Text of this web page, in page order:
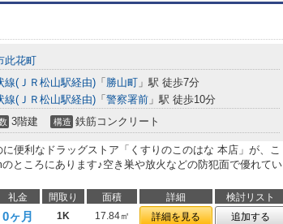
此花町
線(ＪＲ松山駅経由) 「 勝山町 」駅 徒歩7分
線(ＪＲ松山駅経由) 「 警察署前 」駅 徒歩10分
3階建 構造 鉄筋コンクリート
便利なドラッグストア「くすりのこのはな 本店」が、こ
ところにあります♪空き巣や放火などの防犯面で優れてい
礼金 間取り 面積 詳細
検討リスト
0ヶ月 1K 17.84㎡ 詳細を見る
追加する